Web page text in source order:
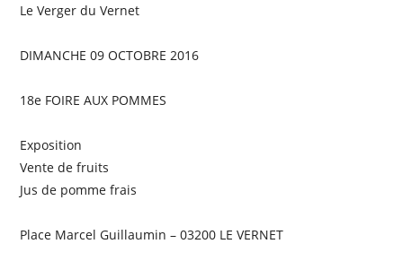
Le Verger du Vernet
DIMANCHE 09 OCTOBRE 2016
18e FOIRE AUX POMMES
Exposition
Vente de fruits
Jus de pomme frais
Place Marcel Guillaumin – 03200 LE VERNET